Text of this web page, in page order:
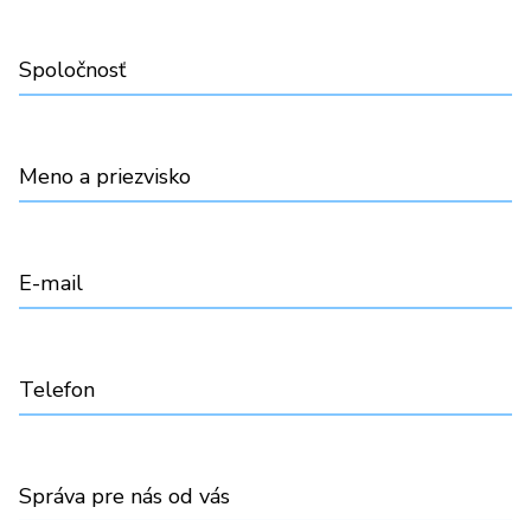
Spoločnosť
Meno a priezvisko
E-mail
Telefon
Správa pre nás od vás